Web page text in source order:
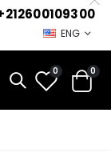
ENG
0 0